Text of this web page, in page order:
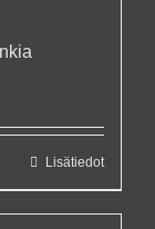
Lisätiedot